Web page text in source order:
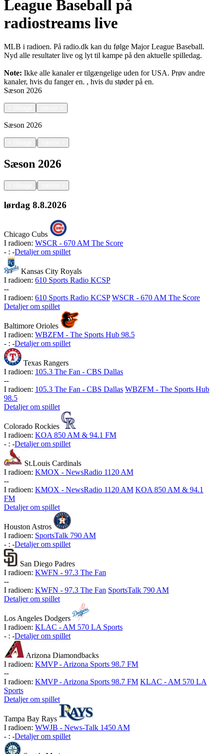
League Baseball på
radiostreams live
MLB i radioen. På radio.dk kan du følge Major League Baseball.
Nyd alle resultater live og lyt til kampe på den aktuelle spilledag.
Note: Ikke alle kanaler er tilgængelige uden for USA. Prøv andre
kanaler, hvis du fanger en. , hvis du støder på en.
Sæson 2026
Sæson 2026
|
Sæson 2026
|
lørdag 8.8.2026
Chicago Cubs
I radioen: WSCR - 670 AM The Score
- : -Detaljer om spillet
Kansas City Royals
I radioen: 610 Sports Radio KCSP
--
I radioen: 610 Sports Radio KCSP WSCR - 670 AM The Score
Detaljer om spillet
Baltimore Orioles
I radioen: WBZFM - The Sports Hub 98.5
- : -Detaljer om spillet
Texas Rangers
I radioen: 105.3 The Fan - CBS Dallas
--
I radioen: 105.3 The Fan - CBS Dallas WBZFM - The Sports Hub
98.5
Detaljer om spillet
Colorado Rockies
I radioen: KOA 850 AM & 94.1 FM
- : -Detaljer om spillet
St.Louis Cardinals
I radioen: KMOX - NewsRadio 1120 AM
--
I radioen: KMOX - NewsRadio 1120 AM KOA 850 AM & 94.1
FM
Detaljer om spillet
Houston Astros
I radioen: SportsTalk 790 AM
- : -Detaljer om spillet
San Diego Padres
I radioen: KWFN - 97.3 The Fan
--
I radioen: KWFN - 97.3 The Fan SportsTalk 790 AM
Detaljer om spillet
Los Angeles Dodgers
I radioen: KLAC - AM 570 LA Sports
- : -Detaljer om spillet
Arizona Diamondbacks
I radioen: KMVP - Arizona Sports 98.7 FM
--
I radioen: KMVP - Arizona Sports 98.7 FM KLAC - AM 570 LA
Sports
Detaljer om spillet
Tampa Bay Rays
I radioen: WWJB - News-Talk 1450 AM
- : -Detaljer om spillet